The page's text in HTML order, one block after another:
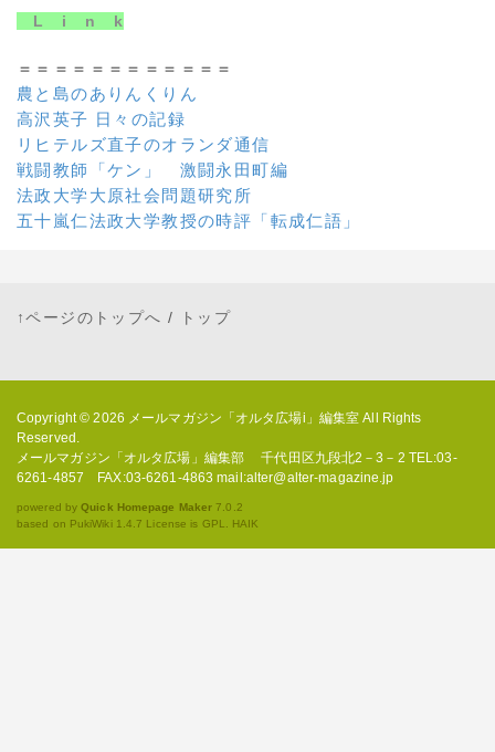
L i n k
＝＝＝＝＝＝＝＝＝＝＝＝
農と島のありんくりん
高沢英子 日々の記録
リヒテルズ直子のオランダ通信
戦闘教師「ケン」 激闘永田町編
法政大学大原社会問題研究所
五十嵐仁法政大学教授の時評「転成仁語」
↑ページのトップへ / トップ
Copyright © 2026 メールマガジン「オルタ広場i」編集室 All Rights
Reserved.
メールマガジン「オルタ広場」編集部 千代田区九段北2－3－2 TEL:03-
6261-4857 FAX:03-6261-4863 mail:alter@alter-magazine.jp
powered byQuick Homepage Maker 7.0.2
based on PukiWiki 1.4.7 License is GPL. HAIK